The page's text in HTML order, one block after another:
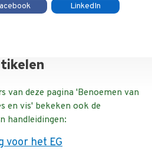
LinkedIn
van deze pagina 'Benoemen van
en vis' bekeken ook de
handleidingen:
voor het EG